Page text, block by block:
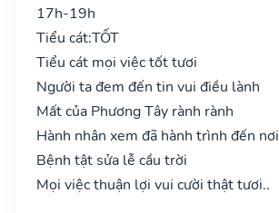
17h-19h
Tiểu cát:TỐT
Tiểu cát mọi việc tốt tươi
Người ta đem đến tin vui điều lành
Mất của Phương Tây rành rành
Hành nhân xem đã hành trình đến nơi
Bệnh tật sửa lễ cầu trời
Mọi việc thuận lợi vui cười thật tươi..